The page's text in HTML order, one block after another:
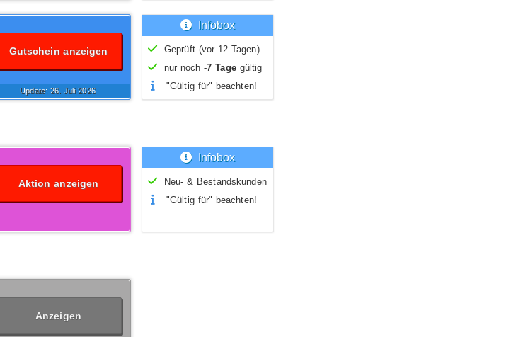
Gutschein anzeigen
Update: 26.Juli2026
Infobox
Geprüft (vor 12 Tagen)
nur noch-7 Tagegültig
"Gültig für" beachten!
Aktion anzeigen
Infobox
Neu- & Bestandskunden
"Gültig für" beachten!
Anzeigen